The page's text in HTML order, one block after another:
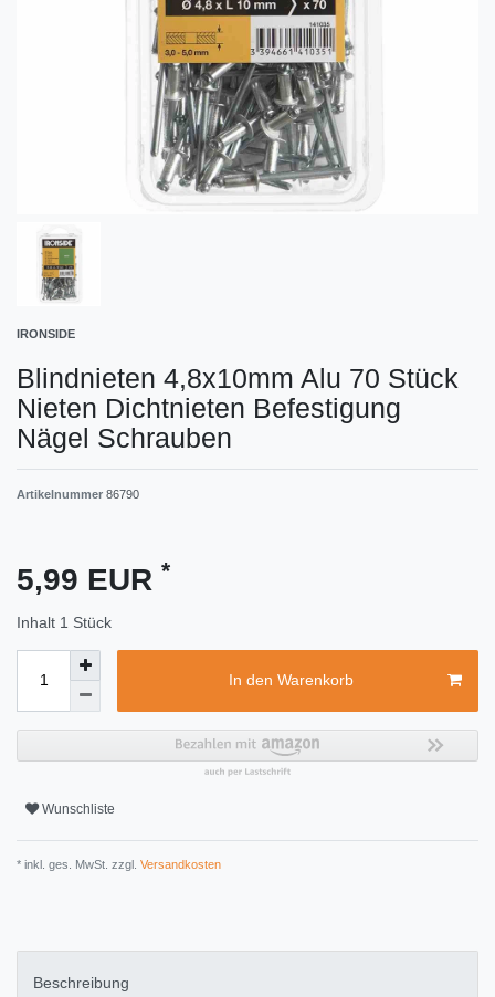
IRONSIDE
Blindnieten 4,8x10mm Alu 70 Stück
Nieten Dichtnieten Befestigung
Nägel Schrauben
Artikelnummer 86790
5,99 EUR *
Inhalt 1 Stück
In den Warenkorb
Wunschliste
* inkl. ges. MwSt. zzgl. Versandkosten
Beschreibung